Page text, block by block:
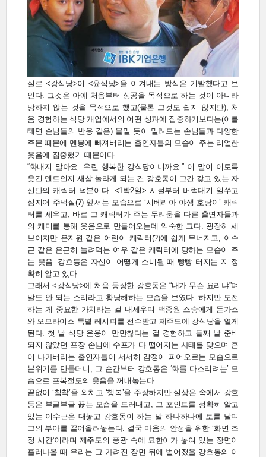
실로 <강식당>이 <윤식당>을 이겨내는 방식은 기발했다고 보
인다. 그것은 아예 처음부터 성공을 목적으로 하는 것이 아니라
망하지 않는 것을 목적으로 했고(물론 그것도 쉽지 않지만), 처
음 경험하는 식당 개업에서의 어떤 성과에 집중하기보다는(이를
테면 손님들의 반응 같은) 물밀 듯이 밀려드는 손님들과 다양한
주문 때문에 멘붕에 빠져버리는 출연자들의 모습이 주는 리얼한
웃음에 집중했기 때문이다.
“화내지 말아요. 우린 행복한 강식당이니까요.” 이 말이 이토록
웃긴 멘트인지 새삼 놀라게 되는 건 강호동이 그간 갖고 있는 자
신만의 캐릭터 덕분이다. <1박2일> 시절부터 버럭대기 일쑤고
심지어 주먹질(?) 앞서는 모습으로 ‘시베리아 야생 호랑이’ 캐릭
터를 세우고, 바로 그 캐릭터가 주는 두려움을 다른 출연자들과
의 케미를 통해 웃음으로 만들어오는데 익숙한 그다. 굉장히 세
보이지만 은지원 같은 어린이 캐릭터(?)에 쉽게 무너지고, 이수
근 같은 은근히 놀려먹는 여우 같은 캐릭터에 당하는 모습이 주
는 웃음. 강호동은 자신이 어떻게 소비될 때 빵빵 터지는 지 정
확히 알고 있다.
그래서 <강식당>에 처음 등장한 강호동은 “내가 무슨 요리냐”며
말도 안 되는 소리라고 황당해하는 모습을 보였다. 하지만 도전
하는 게 중요한 가치라는 걸 내세우며 백종원 스승에게 돈가스
와 오므라이스 특별 레시피를 전수받고 제주도에 강식당을 열게
된다. 첫 날 식당 운용이 만만찮다는 걸 경험하고 둘째 날 준비
되지 않았던 포장 손님에 수프가 다 떨어지는 사태를 맞으며 혼
이 나가버리는 출연자들이 서서히 감정이 피어오르는 모습으로
분위기를 만들더니, 그 순간부터 강호동은 ‘화를 다스리려는’ 모
습으로 포복절도의 웃음을 꺼내놓는다.
끝없이 ‘침착’을 외치고 ‘행복’을 주장하지만 실상은 속에서 강호
동은 부글부글 끓는 모습을 드러내고, 그 포인트를 정확히 알고
있는 이수근은 대놓고 강호동이 하는 말 하나하나에 토를 달며
그의 부아를 끌어올려놓는다. 결국 마음의 안정을 위한 ‘화면 조
정 시간’이라며 제주도의 풍광 속에 묘한이가 놓여 있는 장면이
흘러나올 때 우리는 그 가려진 장면 뒤에 벌어졌을 강호동의 이